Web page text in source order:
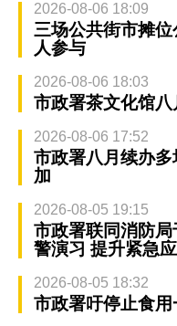
2026-08-06 18:09
三场公共街市摊
人参与
2026-08-06 18:03
市政署茶文化馆八
2026-08-06 17:52
市政署八月续办
加
2026-08-05 19:15
市政署联同消防
警演习 提升紧急
2026-08-05 18:32
市政署吁停止食